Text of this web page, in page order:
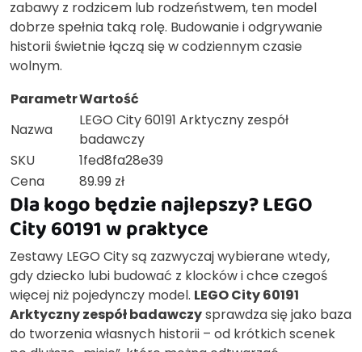
zabawy z rodzicem lub rodzeństwem, ten model
dobrze spełnia taką rolę. Budowanie i odgrywanie
historii świetnie łączą się w codziennym czasie
wolnym.
ParametrWartość
Nazwa
LEGO City 60191 Arktyczny zespół
badawczy
SKU
1fed8fa28e39
Cena
89.99 zł
Dla kogo będzie najlepszy? LEGO
City 60191 w praktyce
Zestawy LEGO City są zazwyczaj wybierane wtedy,
gdy dziecko lubi budować z klocków i chce czegoś
więcej niż pojedynczy model. LEGO City 60191
Arktyczny zespół badawczysprawdza się jako baza
do tworzenia własnych historii – od krótkich scenek